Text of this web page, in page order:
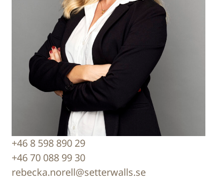
+46 8 598 890 29
+46 70 088 99 30
rebecka.norell@setterwalls.se